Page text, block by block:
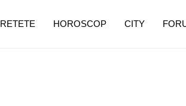
RETETE HOROSCOP CITY
de dureroasă este investigația